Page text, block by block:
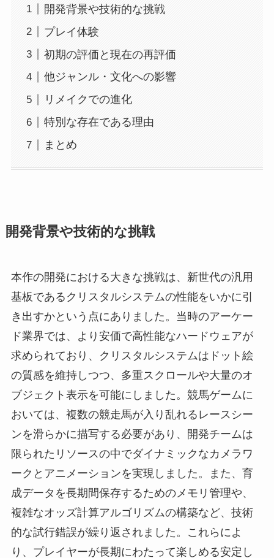
開発背景や技術的な挑戦
プレイ体験
初期の評価と現在の再評価
他ジャンル・文化への影響
リメイクでの進化
特別な存在である理由
まとめ
開発背景や技術的な挑戦
本作の開発における大きな挑戦は、新世代の汎用
基板であるクリスタルシステムの性能をいかに引
き出すかという点にありました。当時のアーケー
ド業界では、より安価で高性能なハードウェアが
求められており、クリスタルシステムはドット絵
の質感を維持しつつ、多重スクロールや大量のオ
ブジェクト表示を可能にしました。競馬ゲームに
おいては、複数の競走馬が入り乱れるレースシー
ンを滑らかに描写する必要があり、開発チームは
限られたリソースの中でダイナミックなカメラワ
ークとアニメーションを実現しました。また、育
成データを長期間保存するためのメモリ管理や、
複雑なオッズ計算アルゴリズムの構築など、技術
的な試行錯誤が繰り返されました。これらによ
り、プレイヤーが長期にわたって楽しめる安定し